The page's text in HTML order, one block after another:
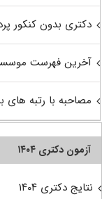
دکتری بدون کنکور
آخرین فهرست
مصاحبه با رتبه های
آزمون دکتری ۱۴۰۴
نتایج دکتری ۱۴۰۴